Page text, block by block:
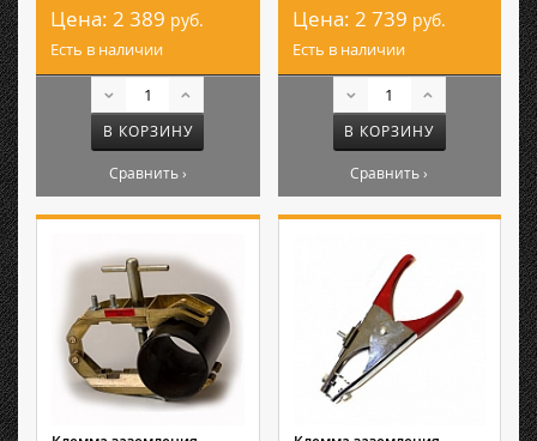
Цена: 2 389 руб.
Есть в наличии
В КОРЗИНУ
Сравнить ›
Цена: 2 739 руб.
Есть в наличии
В КОРЗИНУ
Сравнить ›